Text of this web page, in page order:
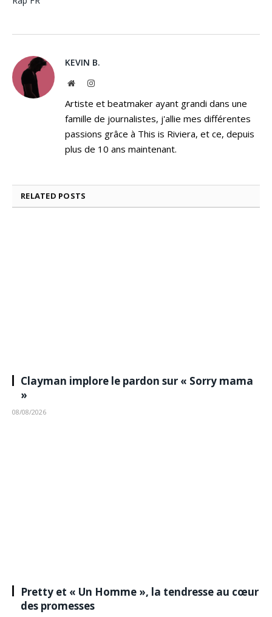
KEVIN B.
WebsiteInstagram
Artiste et beatmaker ayant grandi dans une
famille de journalistes, j'allie mes différentes
passions grâce à This is Riviera, et ce, depuis
plus de 10 ans maintenant.
RELATED POSTS
Clayman implore le pardon sur « Sorry mama
»
08/08/2026
Pretty et « Un Homme », la tendresse au cœur
des promesses